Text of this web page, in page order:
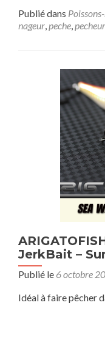
Publié dans
nageur,peche,pecheur
JerkBait –
Publié le 6 octobre
Idéal à faire pêcher